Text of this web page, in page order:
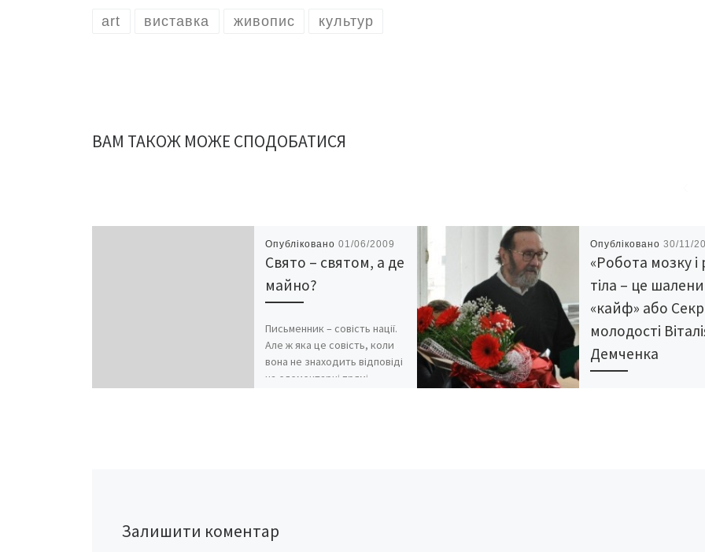
art виставка живопис культур
ВАМ ТАКОЖ МОЖЕ СПОДОБАТИСЯ
Опубліковано01/06/2009
Свято – святом, а де
майно?
Письменник – совість нації.
Але ж яка це совість, коли
вона не знаходить відповіді
на елементарні прямі
Опубліковано 30/11/
«Робота мозку і
тіла – це
«кайф» або
молодості
Демченка
Залишити коментар